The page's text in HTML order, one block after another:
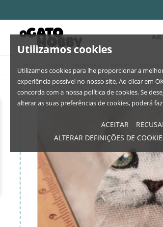
Utilizamos cookies
Utilizamos cookies para lhe proporcionar a
experiência possível no nosso site. Ao clicar em
concorda com a nossa política de cookies. Se
alterar as suas preferências de cookies, poderá
ACEITAR
ALTERAR DEFINIÇÕES DE
Botões